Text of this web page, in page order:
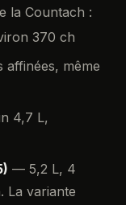
la Countach :
370 ch
même
4,7 L,
— 5,2 L, 4
La variante